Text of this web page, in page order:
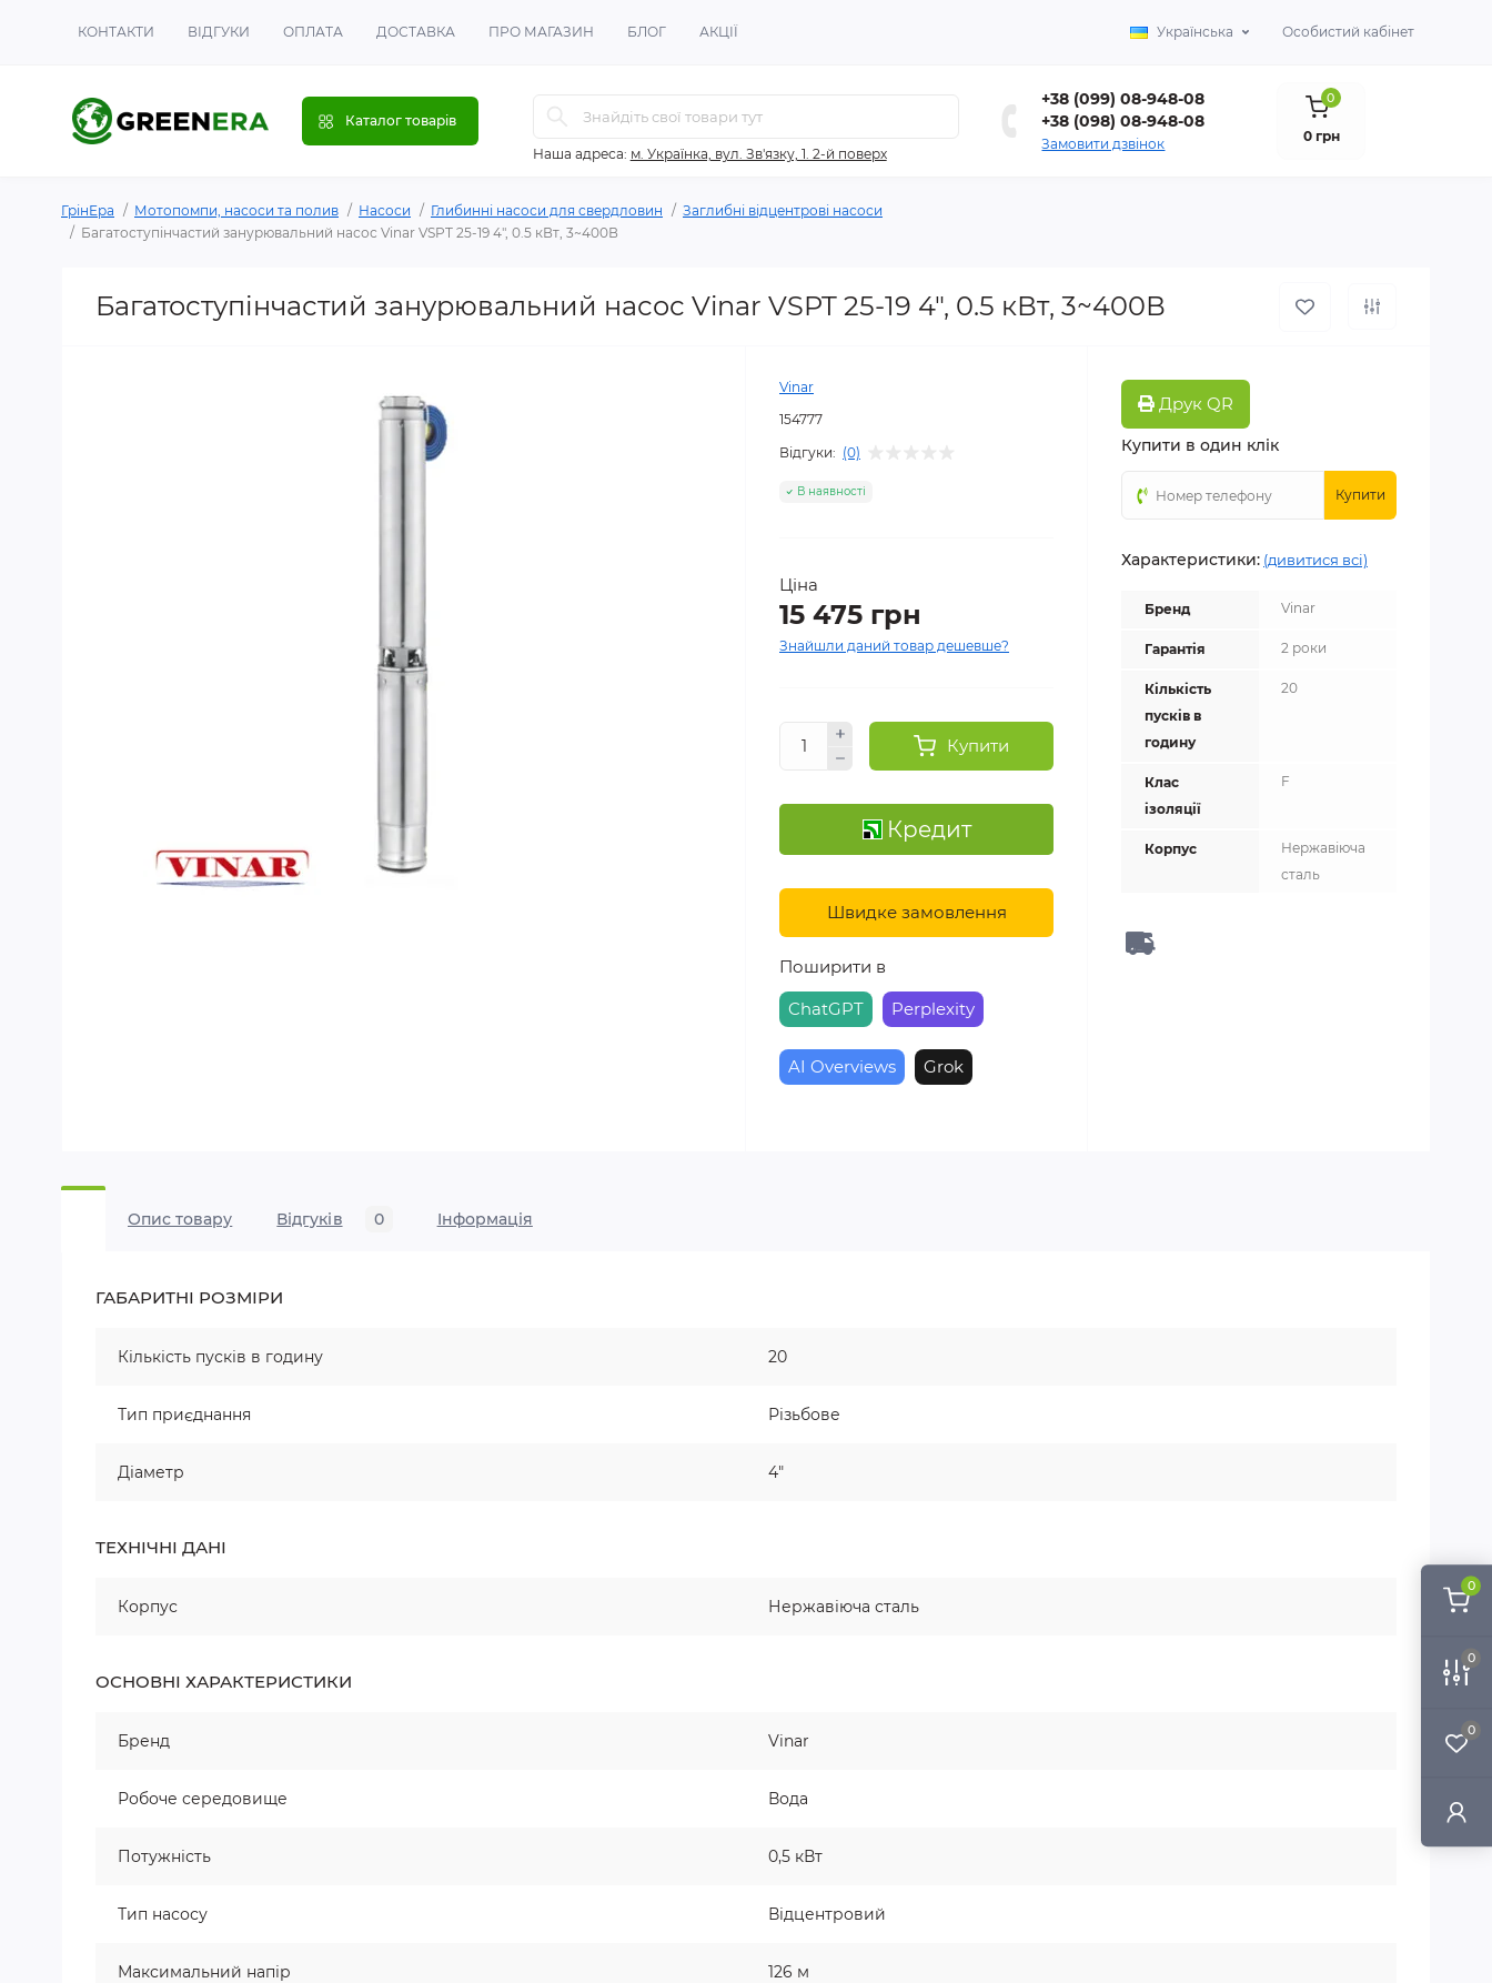
0
0
0
КОНТАКТИ ВІДГУКИ ОПЛАТА ДОСТАВКА ПРО МАГАЗИН БЛОГ АКЦІЇ Українська Особистий кабінет
Каталог товарів
Наша адреса: м. Українка, вул. Зв'язку, 1. 2-й поверх
+38 (099) 08-948-08
+38 (098) 08-948-08
Замовити дзвінок
0
0 грн
ГрінЕра Мотопомпи, насоси та полив Насоси Глибинні насоси для свердловин
Заглибні відцентрові насоси
Багатоступінчастий занурювальний насос Vinar VSPT 25-19 4", 0.5 кВт, 3~400В
Багатоступінчастий занурювальний насос Vinar VSPT 25-19 4", 0.5 кВт, 3~400В
Vinar
154777
Відгуки: (0)
В наявності
Ціна
15 475 грн
Знайшли даний товар дешевше?
Купити
Кредит
Швидке замовлення
Поширити в
ChatGPT
Perplexity
AI Overviews Grok
Друк QR
Купити в один клік
Купити
Характеристики: (дивитися всі)
Бренд Vinar
Гарантія 2 роки
Кількість
пусків в
годину
20
Клас
ізоляції
F
Корпус
Нержавіюча
сталь
Опис товару Відгуків 0 Iнформація
ГАБАРИТНІ РОЗМІРИ
Кількість пусків в годину 20
Тип приєднання Різьбове
Діаметр 4"
ТЕХНІЧНІ ДАНІ
Корпус Нержавіюча сталь
ОСНОВНІ ХАРАКТЕРИСТИКИ
Бренд Vinar
Робоче середовище Вода
Потужність 0,5 кВт
Тип насосу Відцентровий
Максимальний напір 126 м